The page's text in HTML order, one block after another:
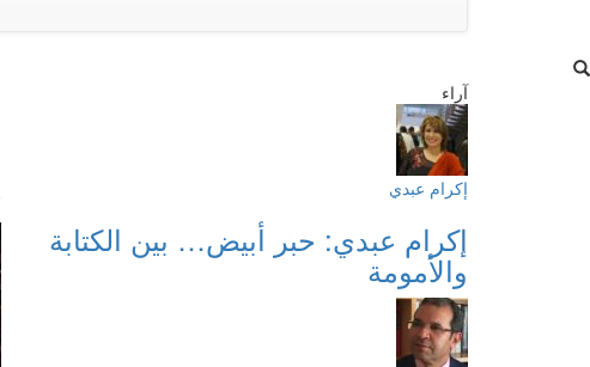
آراء
إكرام عبدي
إكرام عبدي: حبر أبيض… بين الكتابة
والأمومة